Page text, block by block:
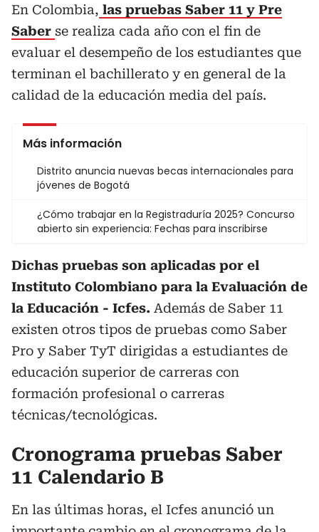
En Colombia, las pruebas Saber 11 y Pre
Saber se realiza cada año con el fin de
evaluar el desempeño de los estudiantes que
terminan el bachillerato y en general de la
calidad de la educación media del país.
Más información
Distrito anuncia nuevas becas internacionales para
jóvenes de Bogotá
¿Cómo trabajar en la Registraduría 2025? Concurso
abierto sin experiencia: Fechas para inscribirse
Dichas pruebas son aplicadas por el
Instituto Colombiano para la Evaluación de
la Educación - Icfes. Además de Saber 11
existen otros tipos de pruebas como Saber
Pro y Saber TyT dirigidas a estudiantes de
educación superior de carreras con
formación profesional o carreras
técnicas/tecnológicas.
Cronograma pruebas Saber
11 Calendario B
En las últimas horas, el Icfes anunció un